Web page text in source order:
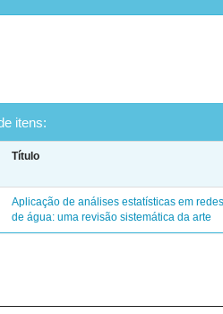
itens:
Título
Aplicação de análises estatísticas em
de água: uma revisão sistemática da arte